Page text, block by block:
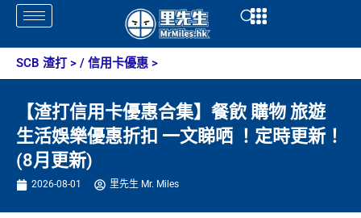
Skip
content
Open
SCB 渣打 > / 信用卡優惠 >
【渣打信用卡優惠合集】餐飲 購物 旅遊
生活娛樂優惠折扣 一文睇哂 ！定時更新！
(8月更新)
2026-08-01 里先生 Mr. Miles